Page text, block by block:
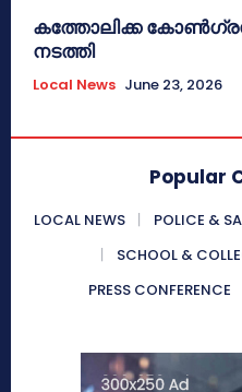
കത്തോലിക്ക
നടത്തി
Local News June 23, 2026
Popular
LOCAL NEWS POLICE &
SCHOOL &
PRESS CONFERENCE